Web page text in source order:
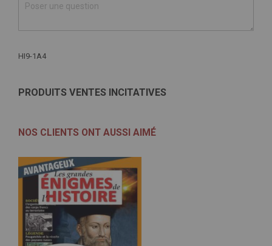
Plus
HI9-1A4
PRODUITS VENTES INCITATIVES
NOS CLIENTS ONT AUSSI AIMÉ